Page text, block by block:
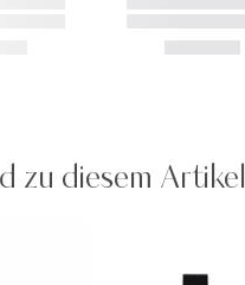
zu diesem Artikel